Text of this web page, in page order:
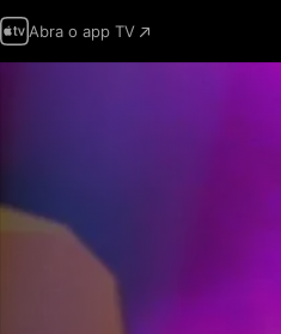
Abra o app TV